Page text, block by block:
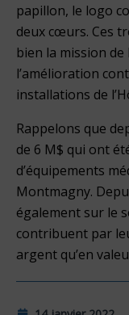
papillon, le logo
deux cœurs. Ces
bien la mission
l’amélioration
installations de
Rappelons que
de 6 M$ qui ont
d’équipements
Montmagny.
également sur le
contribuent par
argent qu’en